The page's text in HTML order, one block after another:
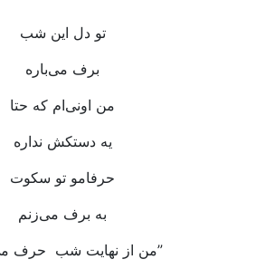
تو دل این شب
برف می‌باره
من اونی‌ام که حتا
یه دستکش نداره
حرفامو تو سکوت
به برف می‌زنم
“من از نهایت شب حرف می‌زنم”